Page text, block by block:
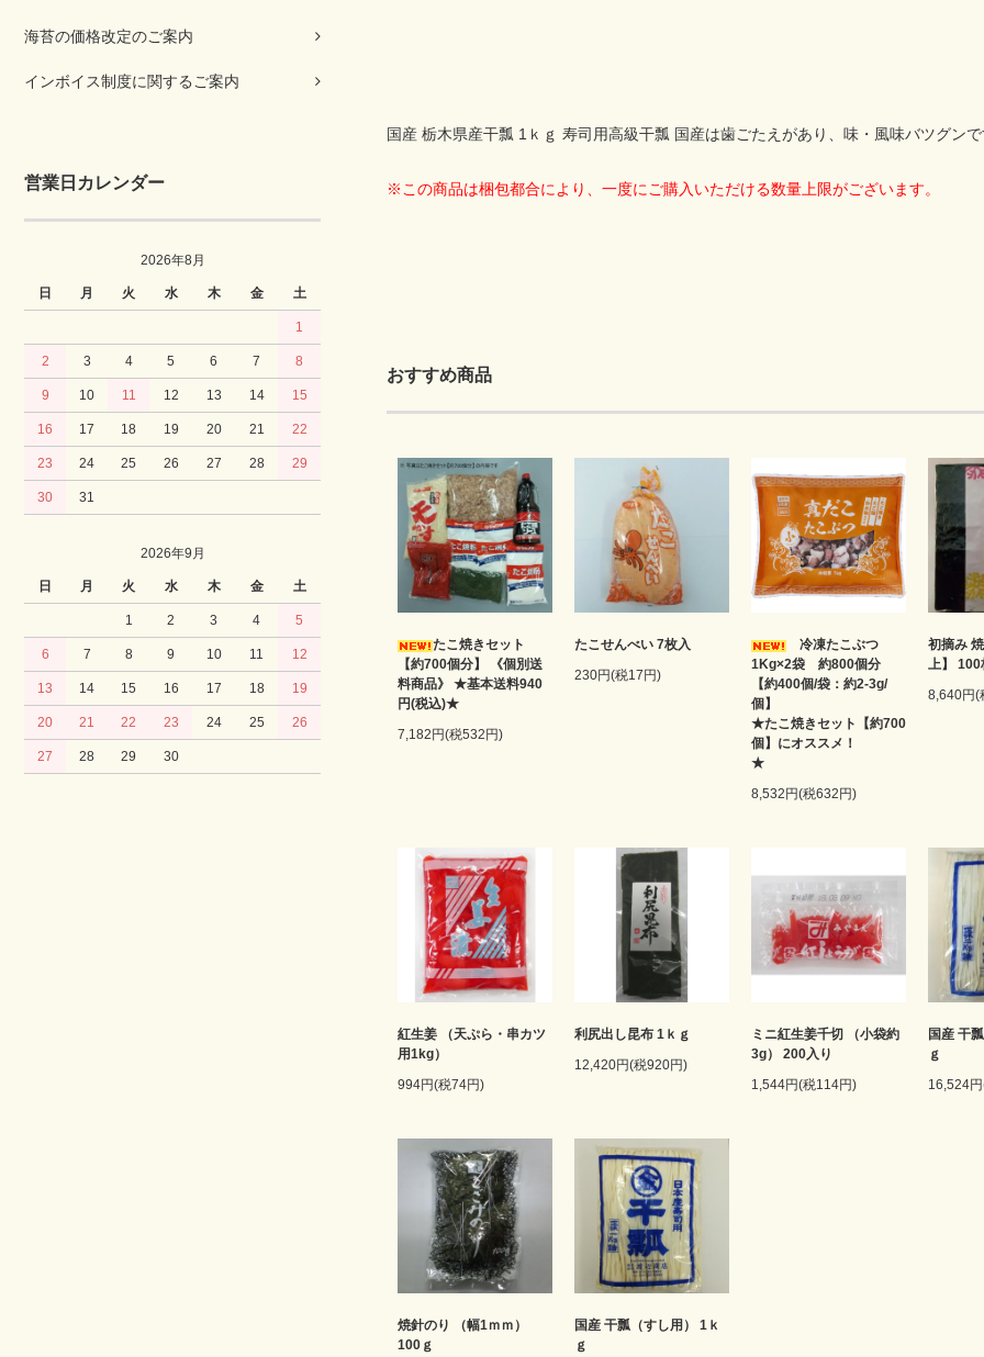
海苔の価格改定のご案内
インボイス制度に関するご案内
営業日カレンダー
2026年8月
日 月 火 水 木 金 土
1
2 3 4 5 6 7 8
9 10 11 12 13 14 15
16 17 18 19 20 21 22
23 24 25 26 27 28 29
30 31
2026年9月
日 月 火 水 木 金 土
1 2 3 4 5
6 7 8 9 10 11 12
13 14 15 16 17 18 19
20 21 22 23 24 25 26
27 28 29 30
国産 栃木県産干瓢 1ｋｇ 寿司用高級干瓢 国産は歯ごたえがあり、味・風味バツグン
※この商品は梱包都合により、一度にご購入いただける数量上限がございます。
おすすめ商品
たこ焼きセット
【約700個分】 《個別送
料商品》 ★基本送料940
円(税込)★
7,182円(税532円)
たこせんべい 7枚入
230円(税17円)
冷凍たこぶつ
1Kg×2袋 約800個分
【約400個/袋：約2-3g/
個】
★たこ焼きセット【約700
個】にオススメ！
8,532円(税632円)
初摘み
上】 100
8,640円(
紅生姜 （天ぷら・串カツ
用1kg）
994円(税74円)
利尻出し昆布 1ｋｇ
12,420円(税920円)
ミニ紅生姜千切 （小袋約
3g） 200入り
1,544円(税114円)
国産 干
ｇ
16,524
焼針のり （幅1ｍｍ）
100ｇ
国産 干瓢（すし用） 1ｋ
ｇ